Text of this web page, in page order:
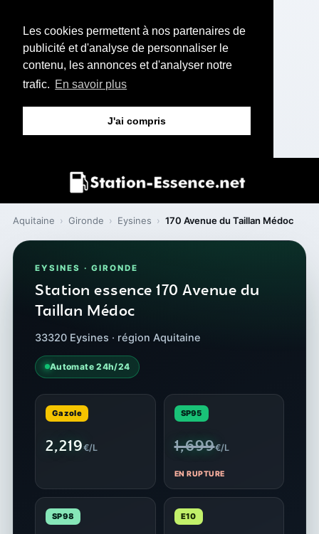
Les cookies permettent à nos partenaires de
publicité et d'analyse de personnaliser le
contenu, les annonces et d'analyser notre
trafic. En savoir plus
J'ai compris
Aquitaine › Gironde › Eysines › 170 Avenue du Taillan Médoc
EYSINES · GIRONDE
Station essence 170 Avenue du
Taillan Médoc
33320 Eysines · région Aquitaine
Automate 24h/24
Gazole
2,219€/L
SP95
1,699€/L
EN RUPTURE
SP98 E10